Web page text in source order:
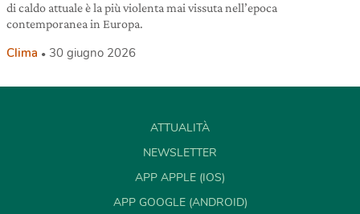
di caldo attuale è la più violenta mai vissuta nell’epoca
contemporanea in Europa.
Clima 30 giugno 2026
ATTUALITÀ
NEWSLETTER
APP APPLE (IOS)
APP GOOGLE (ANDROID)